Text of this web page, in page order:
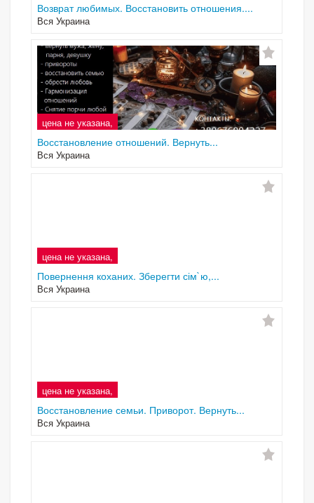
Возврат любимых. Восстановить отношения....
Вся Украина
цена не указана,
Восстановление отношений. Вернуть...
Вся Украина
цена не указана,
Повернення коханих. Зберегти сім`ю,...
Вся Украина
цена не указана,
Восстановление семьи. Приворот. Вернуть...
Вся Украина